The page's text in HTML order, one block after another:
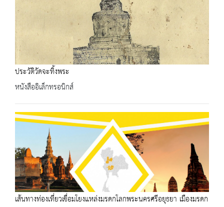
ประวัติวัดจะทิ้งพระ
หนังสืออิเล็กทรอนิกส์
เส้นทางท่องเที่ยวเชื่อมโยงแหล่งมรดกโลกพระนครศรีอยุธยา เมืองมรดก